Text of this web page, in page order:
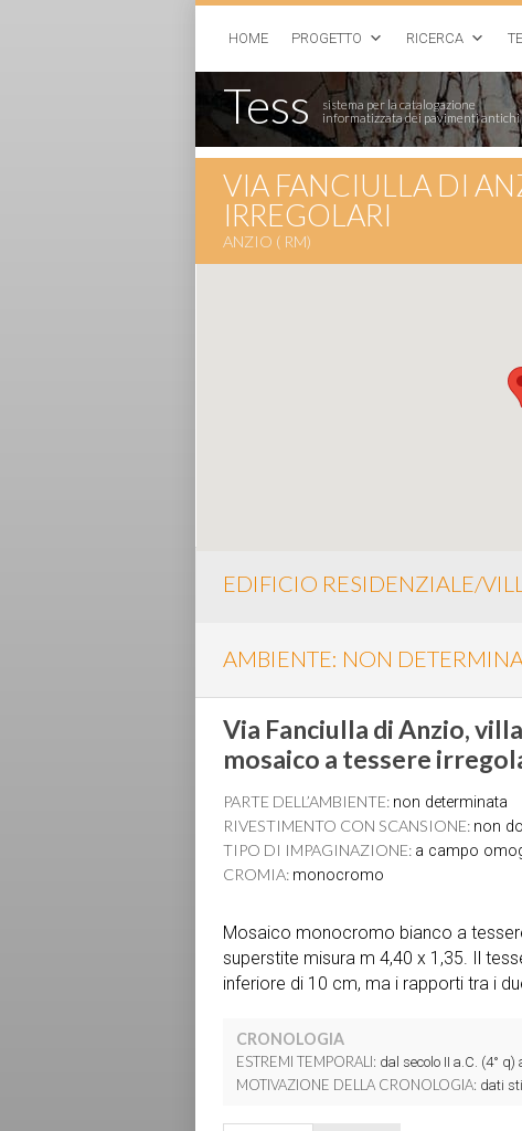
HOME PROGETTO RICERCA
Tess
sistema per la catalogazione
informatizzata dei pavimenti antichi
VIA FANCIULLA DI
IRREGOLARI
ANZIO ( RM)
EDIFICIO RESIDENZIALE/
AMBIENTE: NON
Via Fanciulla di Anzio,
mosaico a tessere
PARTE DELL’AMBIENTE: non determinata
RIVESTIMENTO CON SCANSIONE: non
TIPO DI IMPAGINAZIONE: a campo
CROMIA: monocromo
Mosaico monocromo bianco a
superstite misura m 4,40 x 1,35. Il
inferiore di 10 cm, ma i rapporti tra i
CRONOLOGIA
ESTREMI TEMPORALI: dal secolo II a.C. (4° q)
MOTIVAZIONE DELLA CRONOLOGIA: dati